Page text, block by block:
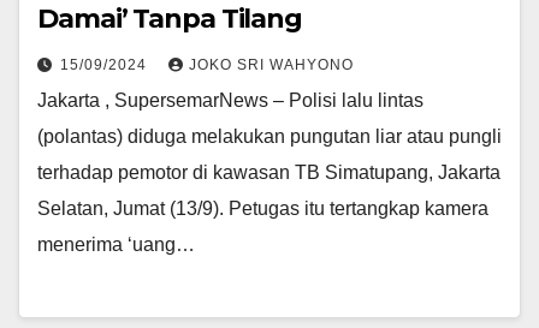
Damai’ Tanpa Tilang
15/09/2024 JOKO SRI WAHYONO
Jakarta , SupersemarNews – Polisi lalu lintas
(polantas) diduga melakukan pungutan liar atau pungli
terhadap pemotor di kawasan TB Simatupang, Jakarta
Selatan, Jumat (13/9). Petugas itu tertangkap kamera
menerima ‘uang…